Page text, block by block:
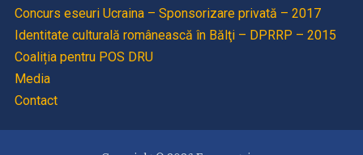
Concurs eseuri Ucraina – Sponsorizare privată – 2017
Identitate culturală românească în Bălţi – DPRRP – 2015
Coaliția pentru POS DRU
Media
Contact